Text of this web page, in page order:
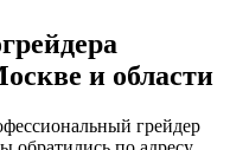
и области
грейдер